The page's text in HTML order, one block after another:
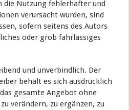
Nutzung fehlerhafter und
verursacht wurden, sind
sofern seitens des Autors
oder grob fahrlässiges
und unverbindlich. Der
behält es sich ausdrücklich
gesamte Angebot ohne
verändern, zu ergänzen, zu